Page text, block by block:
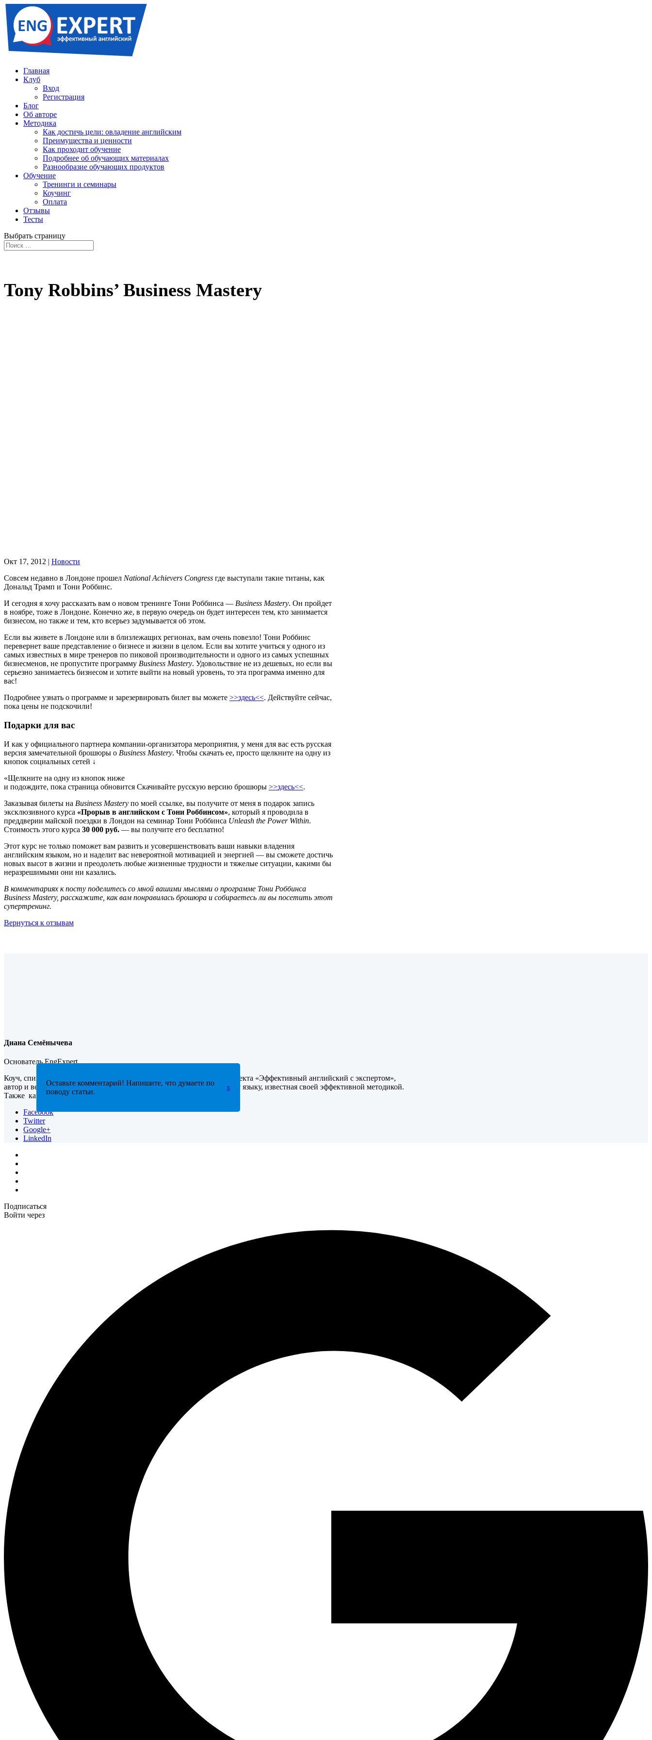
Главная
Клуб
Вход
Регистрация
Блог
Об авторе
Методика
Как достичь цели: овладение английским
Преимущества и ценности
Как проходит обучение
Подробнее об обучающих материалах
Разнообразие обучающих продуктов
Обучение
Тренинги и семинары
Коучинг
Оплата
Отзывы
Тесты
Выбрать страницу
Tony Robbins’ Business Mastery
Окт 17, 2012 | Новости
Совсем недавно в Лондоне прошел National Achievers Congress где выступали такие титаны, как
Дональд Трамп и Тони Роббинс.
И сегодня я хочу рассказать вам о новом тренинге Тони Роббинса — Business Mastery. Он пройдет
в ноябре, тоже в Лондоне. Конечно же, в первую очередь он будет интересен тем, кто занимается
бизнесом, но также и тем, кто всерьез задумывается об этом.
Если вы живете в Лондоне или в близлежащих регионах, вам очень повезло! Тони Роббинс
перевернет ваше представление о бизнесе и жизни в целом. Если вы хотите учиться у одного из
самых известных в мире тренеров по пиковой производительности и одного из самых успешных
бизнесменов, не пропустите программу Business Mastery. Удовольствие не из дешевых, но если вы
серьезно занимаетесь бизнесом и хотите выйти на новый уровень, то эта программа именно для
вас!
Подробнее узнать о программе и зарезервировать билет вы можете >>здесь<<. Действуйте сейчас,
пока цены не подскочили!
Подарки для вас
И как у официального партнера компании-организатора мероприятия, у меня для вас есть русская
версия замечательной брошюры о Business Mastery. Чтобы скачать ее, просто щелкните на одну из
кнопок социальных сетей ↓
«Щелкните на одну из кнопок ниже
и подождите, пока страница обновится Скачивайте русскую версию брошюры >>здесь<<.
Заказывая билеты на Business Mastery по моей ссылке, вы получите от меня в подарок запись
эксклюзивного курса «Прорыв в английском с Тони Роббинсом», который я проводила в
преддверии майской поездки в Лондон на семинар Тони Роббинса Unleash the Power Within.
Стоимость этого курса 30 000 руб. — вы получите его бесплатно!
Этот курс не только поможет вам развить и усовершенствовать ваши навыки владения
английским языком, но и наделит вас невероятной мотивацией и энергией — вы сможете достичь
новых высот в жизни и преодолеть любые жизненные трудности и тяжелые ситуации, какими бы
неразрешимыми они ни казались.
В комментариях к посту поделитесь со мной вашими мыслями о программе Тони Роббинса
Business Mastery, расскажите, как вам понравилась брошюра и собираетесь ли вы посетить этот
супертренинг.
Вернуться к отзывам
Диана Семёнычева
Основатель EngExpert
Коуч, спикер крупнейших конференций, автор успешного онлайн-проекта «Эффективный английский с экспертом»,
автор и ведущая интенсивных тренингов и семинаров по английскому языку, известная своей эффективной методикой.
Также кандидат экономических наук по мировой экономике.
Facebook
Twitter
Google+
LinkedIn
Подписаться
Войти через
Оставьте комментарий! Напишите, что думаете по
поводу статьи.
x